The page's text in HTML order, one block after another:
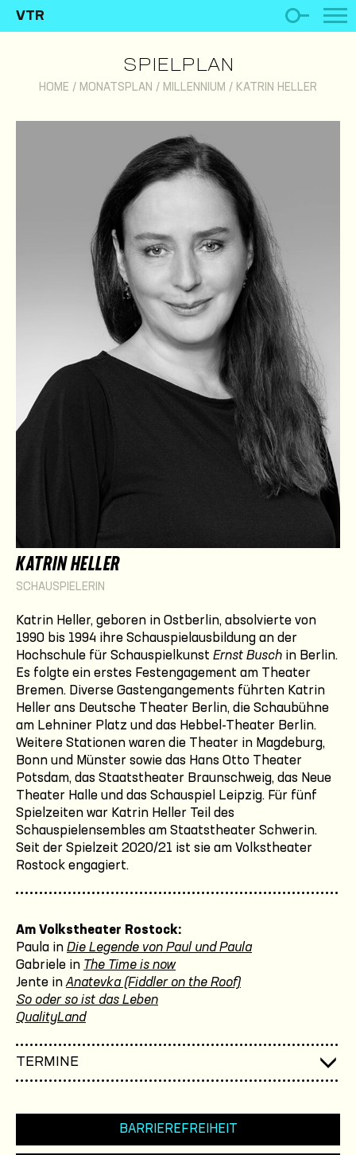
VTR
SPIELPLAN
HOME / MONATSPLAN / MILLENNIUM / KATRIN HELLER
KATRIN HELLER
SCHAUSPIELERIN
Katrin Heller, geboren in Ostberlin, absolvierte von
1990 bis 1994 ihre Schauspielausbildung an der
Hochschule für Schauspielkunst Ernst Busch in Berlin.
Es folgte ein erstes Festengagement am Theater
Bremen. Diverse Gastengangements führten Katrin
Heller ans Deutsche Theater Berlin, die Schaubühne
am Lehniner Platz und das Hebbel-Theater Berlin.
Weitere Stationen waren die Theater in Magdeburg,
Bonn und Münster sowie das Hans Otto Theater
Potsdam, das Staatstheater Braunschweig, das Neue
Theater Halle und das Schauspiel Leipzig. Für fünf
Spielzeiten war Katrin Heller Teil des
Schauspielensembles am Staatstheater Schwerin.
Seit der Spielzeit 2020/21 ist sie am Volkstheater
Rostock engagiert.
Am Volkstheater Rostock:
Paula in Die Legende von Paul und Paula
Gabriele in The Time is now
Jente in Anatevka (Fiddler on the Roof)
So oder so ist das Leben
QualityLand
TERMINE
BARRIEREFREIHEIT